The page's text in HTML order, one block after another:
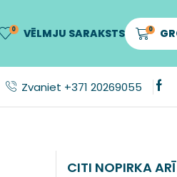
0 VĒLMJU SARAKSTS 0
Zvaniet +371 20269055
CITI NOPIRKA ARĪ